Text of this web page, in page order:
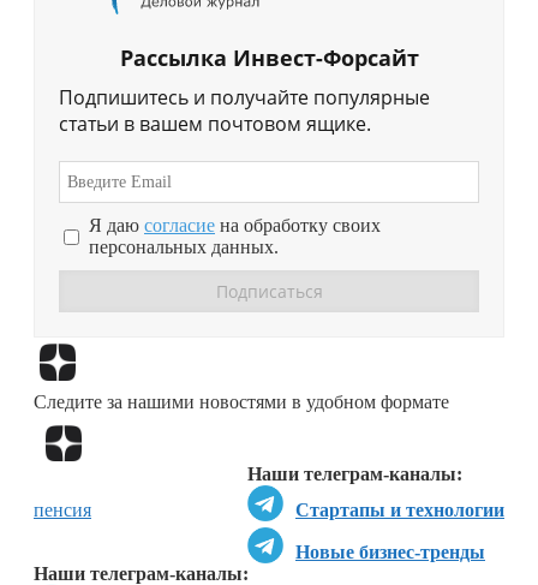
Рассылка Инвест-Форсайт
Подпишитесь и получайте популярные
статьи в вашем почтовом ящике.
Я даю согласие на обработку своих
персональных данных.
Следите за нашими новостями в удобном формате
Наши телеграм-каналы:
Стартапы и технологии
Новые бизнес-тренды
Наши телеграм-каналы:
пенсия